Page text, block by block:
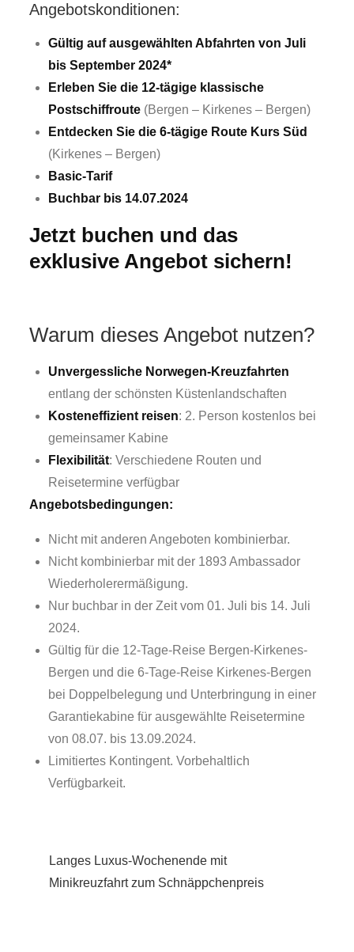
Angebotskonditionen:
Gültig auf ausgewählten Abfahrten von Juli
bis September 2024*
Erleben Sie die 12-tägige klassische
Postschiffroute (Bergen – Kirkenes – Bergen)
Entdecken Sie die 6-tägige Route Kurs Süd
(Kirkenes – Bergen)
Basic-Tarif
Buchbar bis 14.07.2024
Jetzt buchen und das
exklusive Angebot sichern!
Warum dieses Angebot nutzen?
Unvergessliche Norwegen-Kreuzfahrten
entlang der schönsten Küstenlandschaften
Kosteneffizient reisen: 2. Person kostenlos bei
gemeinsamer Kabine
Flexibilität: Verschiedene Routen und
Reisetermine verfügbar
Angebotsbedingungen:
Nicht mit anderen Angeboten kombinierbar.
Nicht kombinierbar mit der 1893 Ambassador
Wiederholerermäßigung.
Nur buchbar in der Zeit vom 01. Juli bis 14. Juli
2024.
Gültig für die 12-Tage-Reise Bergen-Kirkenes-
Bergen und die 6-Tage-Reise Kirkenes-Bergen
bei Doppelbelegung und Unterbringung in einer
Garantiekabine für ausgewählte Reisetermine
von 08.07. bis 13.09.2024.
Limitiertes Kontingent. Vorbehaltlich
Verfügbarkeit.
Langes Luxus-Wochenende mit
Minikreuzfahrt zum Schnäppchenpreis